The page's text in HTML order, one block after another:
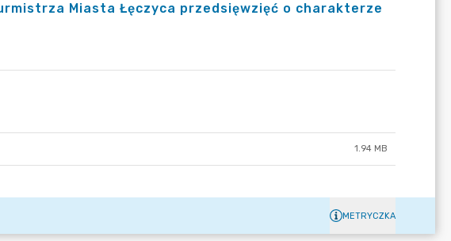
Miasta Łęczyca przedsięwzięć o charakterze
1.94 MB
METRYCZKA